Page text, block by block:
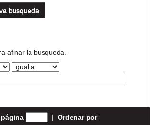
busqueda
afinar la busqueda.
| Ordenar por